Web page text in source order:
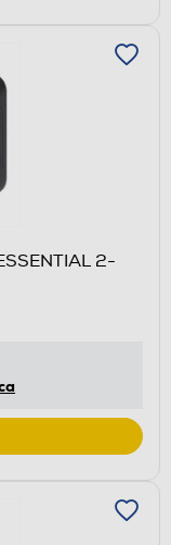
2-